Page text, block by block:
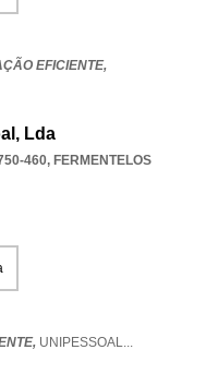
EFICIENTE,
Lda
460, FERMENTELOS
UNIPESSOAL...